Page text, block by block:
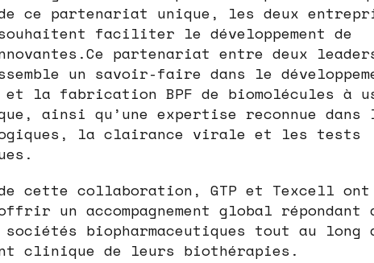
ce partenariat unique, les deux
faciliter le développement de
partenariat entre deux
un savoir-faire dans le
et la fabrication BPF de biomolécules à
ainsi qu’une expertise reconnue dans
la clairance virale et les tests
cette collaboration, GTP et Texcell ont
un accompagnement global répondant
sociétés biopharmaceutiques tout au long
clinique de leurs biothérapies.